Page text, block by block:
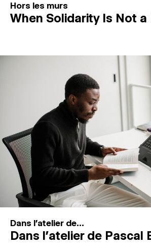
Hors les murs
When Solidarity Is Not
Dans l'atelier de...
Dans l’atelier de Pascal